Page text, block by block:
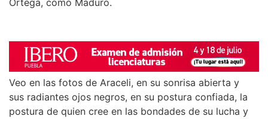
Ortega, como Maduro.
Veo en las fotos de Araceli, en su sonrisa abierta y
sus radiantes ojos negros, en su postura confiada, la
postura de quien cree en las bondades de su lucha y